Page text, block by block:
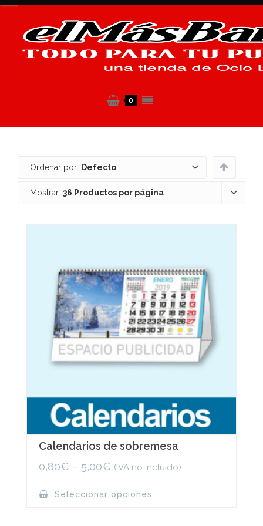
0
Ordenar por: Defecto
Mostrar: 36 Productos por página
Calendarios de sobremesa
0,80€ – 5,00€ (IVA no incluido)
Seleccionar opciones